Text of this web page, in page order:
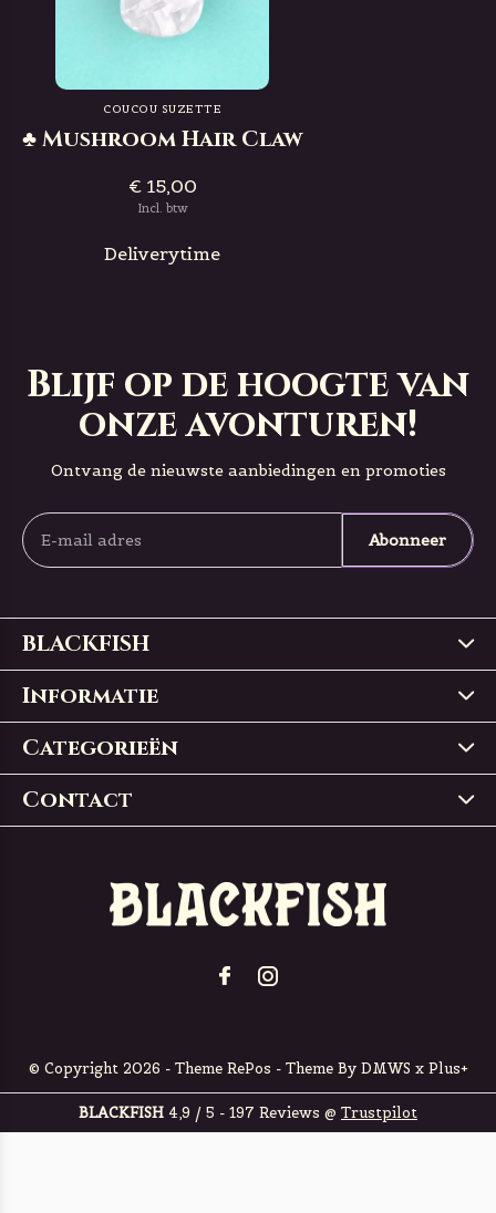
COUCOU SUZETTE
♣ Mushroom Hair Claw
€ 15,00
Incl. btw
Deliverytime
Blijf op de hoogte van
onze avonturen!
Ontvang de nieuwste aanbiedingen en promoties
Abonneer
BLACKFISH
Informatie
Categorieën
Contact
© Copyright 2026 - Theme RePos - Theme By DMWS x Plus+
BLACKFISH 4,9 / 5 - 197 Reviews @ Trustpilot